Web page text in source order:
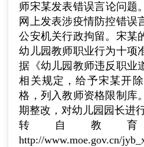
师宋某发表错误言论问题。
网上发表涉疫情防控错误
公安机关行政拘留。宋某
幼儿园教师职业行为十项
据《幼儿园教师违反职业
相关规定，给予宋某开
格，列入教师资格限制库
期整改，对幼儿园园长进
转自教
http://www.moe.gov.cn/